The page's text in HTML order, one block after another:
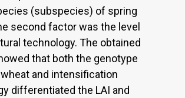
(subspecies) of spring
second factor was the level
technology. The obtained
that both the genotype
and intensification
differentiated the LAI and